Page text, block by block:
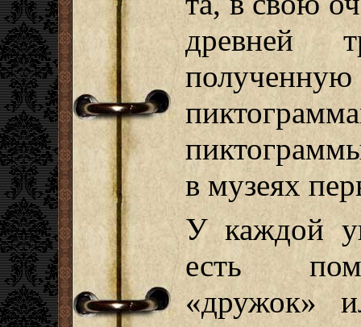
древней
в музеях
У каждой
есть
«дружок»